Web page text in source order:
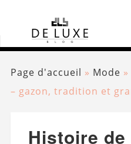
Page d'accueil » Mode »
– gazon, tradition et
Histoire